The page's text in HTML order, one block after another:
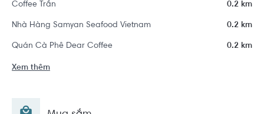
Coffee Trần 0.2 km
Nhà Hàng Samyan Seafood Vietnam 0.2 km
Quán Cà Phê Dear Coffee 0.2 km
Xem thêm